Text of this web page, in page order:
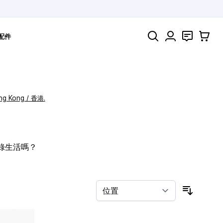
件 搜索 聯絡 購物車
Kong / 香港.
生活嗎？